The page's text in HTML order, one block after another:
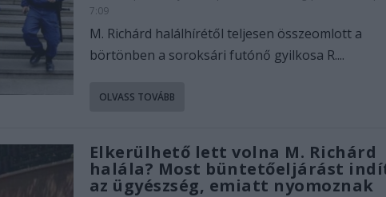
7:09
M. Richárd halálhírétől teljesen összeomlott a
börtönben a soroksári futónő gyilkosa R....
OLVASS TOVÁBB
Elkerülhető lett volna M. Richárd
halála? Most büntetőeljárást
az ügyészség, emiatt nyomoznak